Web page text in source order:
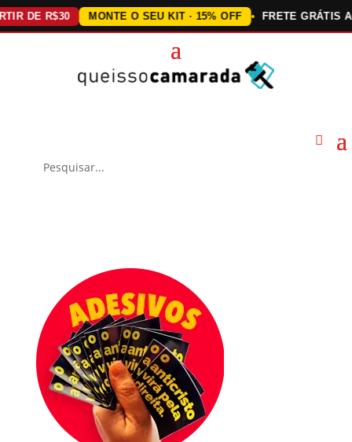
R$30 MONTE O SEU KIT · 15% OFF FRETE GRÁTIS